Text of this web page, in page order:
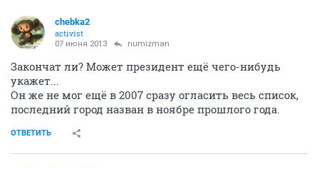
chebka2
activist
07 июня 2013 numizman
Закончат ли? Может президент ещё чего-нибудь
укажет...
Он же не мог ещё в 2007 сразу огласить весь список,
последний город назван в ноябре прошлого года.
ОТВЕТИТЬ